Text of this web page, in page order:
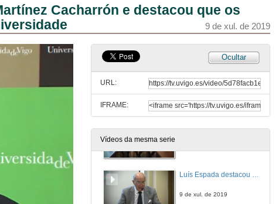
Cacharrón e destacou que os
9 de xul. de 2019
Ocultar
URL:
IFRAME:
Vídeos da mesma serie
9 de xul. de 2019